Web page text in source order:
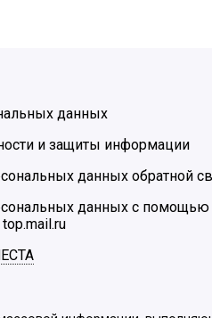
данных
и защиты информации
данных обратной
данных с помощью